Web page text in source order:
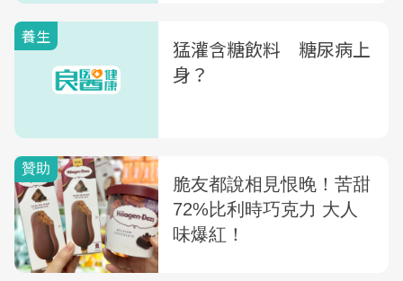
養生
猛灌含糖飲料 糖尿病上
身？